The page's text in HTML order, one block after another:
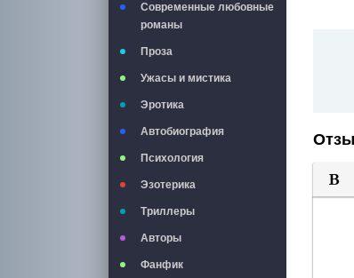
Современные любовные
романы
Проза
Ужасы и мистика
Эротика
Автобиография
Психология
Эзотерика
Триллеры
Авторы
Фанфик